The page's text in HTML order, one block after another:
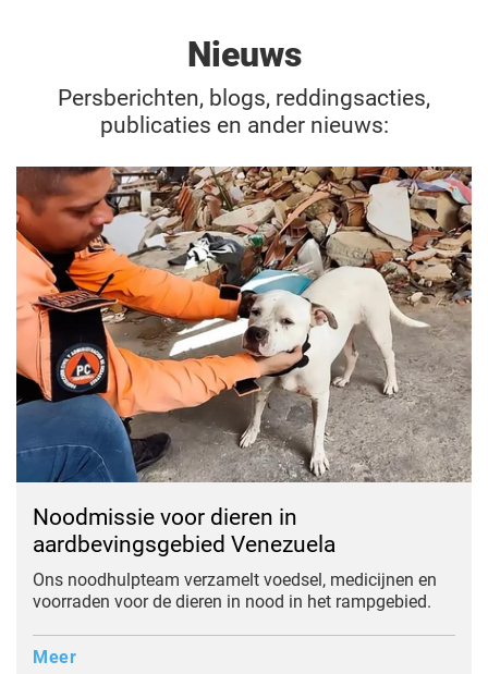
Nieuws
Persberichten, blogs, reddingsacties,
publicaties en ander nieuws:
Noodmissie voor dieren in
aardbevingsgebied Venezuela
Ons noodhulpteam verzamelt voedsel, medicijnen en
voorraden voor de dieren in nood in het rampgebied.
Meer